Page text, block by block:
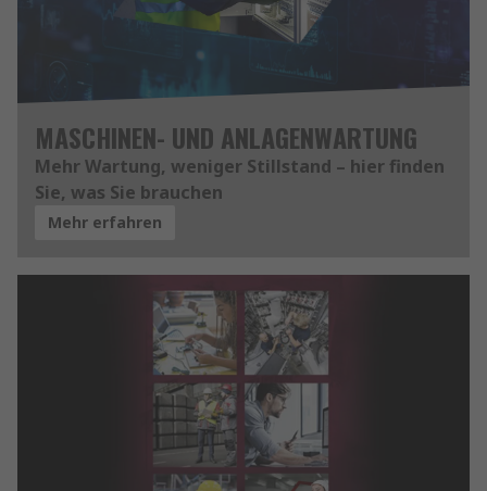
MASCHINEN- UND ANLAGENWARTUNG
Mehr Wartung, weniger Stillstand – hier finden
Sie, was Sie brauchen
Mehr erfahren